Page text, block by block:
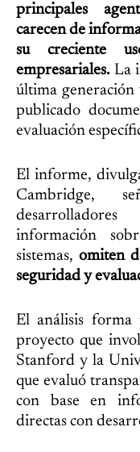
principales
carecen de
su creciente
empresariales.La
última generación
publicado
evaluación
El informe,
Cambridge,
información
sistemas, omiten
seguridad y
El análisis
proyecto que
Stanford y la
que evaluó
con base en
directas con